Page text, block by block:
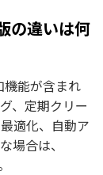
の違いは何
能が含まれ
、定期クリー
適化、自動ア
場合は、